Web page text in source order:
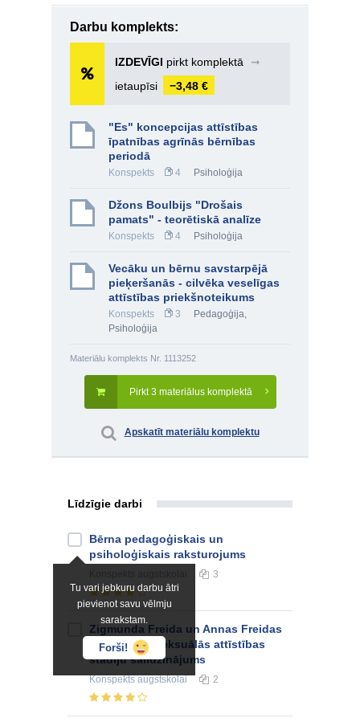
Darbu komplekts:
IZDEVĪGI pirkt komplektā
➞
ietaupīsi
−3,48 €
"Es" koncepcijas attīstības
īpatnības agrīnās bērnības
periodā
Konspekts 4 Psiholoģija
Džons Boulbijs "Drošais
pamats" - teorētiskā analīze
Konspekts 4 Psiholoģija
Vecāku un bērnu savstarpējā
pieķeršanās - cilvēka veselīgas
attīstības priekšnoteikums
Konspekts 3 Pedagoģija,
Psiholoģija
Materiālu komplekts Nr. 1113252
Pirkt 3 materiālus komplektā
Apskatīt materiālu komplektu
Līdzīgie darbi
Tu vari jebkuru darbu ātri
pievienot savu vēlmju
sarakstam.
Forši!
Bērna pedagoģiskais un
psiholoģiskais raksturojums
3
Zigmunda Freida un Annas Freidas
bērna psihoseksuālās attīstības
stadiju salīdzinājums
Konspektsaugstskolai 2